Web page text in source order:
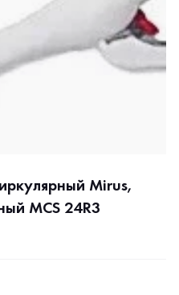
Mirus,
MCS 24R3